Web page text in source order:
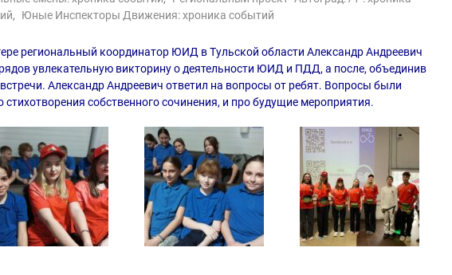
, Юные Инспекторы Движения: хроника событий
региональный координатор ЮИД в Тульской области Александр Андреевич
увлекательную викторину о деятельности ЮИД и ПДД, а после, объединив
Александр Андреевич ответил на вопросы от ребят. Вопросы были
собственного сочинения, и про будущие мероприятия.